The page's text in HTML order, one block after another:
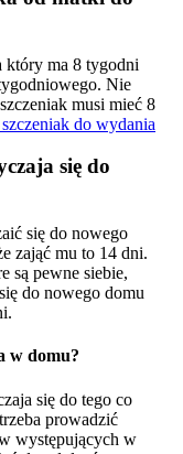
który ma 8 tygodni
Nie
musi mieć 8
do wydania
się do
się do nowego
zająć mu to 14 dni.
są pewne siebie,
do nowego domu
w domu?
się do tego co
prowadzić
występujących w